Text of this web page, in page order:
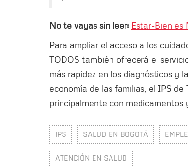
No te vayas sin leer: Estar-Bien es
Para ampliar el acceso a los
TODOS también ofrecerá el
más rapidez en los diagnósticos y
economía de las familias, el IPS de
principalmente con medicamentos
IPS SALUD EN BOGOTÁ
ATENCIÓN EN SALUD